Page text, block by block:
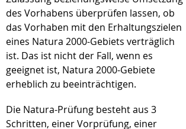
des Vorhabens überprüfen lassen, ob
das Vorhaben mit den Erhaltungszielen
eines Natura 2000-Gebiets verträglich
ist. Das ist nicht der Fall, wenn es
geeignet ist, Natura 2000-Gebiete
erheblich zu beeinträchtigen.
Die Natura-Prüfung besteht aus 3
Schritten, einer Vorprüfung, einer